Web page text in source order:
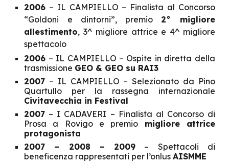
2006 – IL CAMPIELLO – Finalista al Concorso
“Goldoni e dintorni”, premio 2° migliore
allestimento, 3^ migliore attrice e 4^ migliore
spettacolo
2006 – IL CAMPIELLO – Ospite in diretta della
trasmissione GEO & GEO su RAI3
2007 – IL CAMPIELLO – Selezionato da Pino
Quartullo per la rassegna internazionale
Civitavecchia in Festival
2007 – I CADAVERI – Finalista al Concorso di
Prosa a Rovigo e premio migliore attrice
protagonista
2007 – 2008 – 2009 – Spettacoli di
beneficenza rappresentati per l’onlusAISMME